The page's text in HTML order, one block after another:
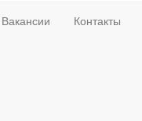
Вакансии Контакты